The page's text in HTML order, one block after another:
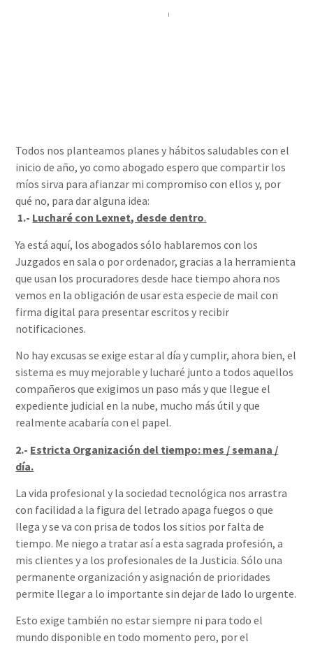
Todos nos planteamos planes y hábitos saludables con el
inicio de año, yo como abogado espero que compartir los
míos sirva para afianzar mi compromiso con ellos y, por
qué no, para dar alguna idea:
1.- Lucharé con Lexnet, desde dentro.
Ya está aquí, los abogados sólo hablaremos con los
Juzgados en sala o por ordenador, gracias a la herramienta
que usan los procuradores desde hace tiempo ahora nos
vemos en la obligación de usar esta especie de mail con
firma digital para presentar escritos y recibir
notificaciones.
No hay excusas se exige estar al día y cumplir, ahora bien, el
sistema es muy mejorable y lucharé junto a todos aquellos
compañeros que exigimos un paso más y que llegue el
expediente judicial en la nube, mucho más útil y que
realmente acabaría con el papel.
2.- Estricta Organización del tiempo: mes / semana /
día.
La vida profesional y la sociedad tecnológica nos arrastra
con facilidad a la figura del letrado apaga fuegos o que
llega y se va con prisa de todos los sitios por falta de
tiempo. Me niego a tratar así a esta sagrada profesión, a
mis clientes y a los profesionales de la Justicia. Sólo una
permanente organización y asignación de prioridades
permite llegar a lo importante sin dejar de lado lo urgente.
Esto exige también no estar siempre ni para todo el
mundo disponible en todo momento pero, por el